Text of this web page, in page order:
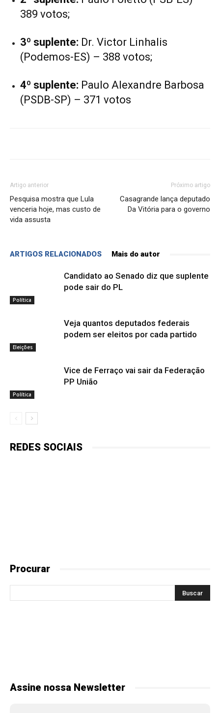
389 votos;
3º suplente: Dr. Victor Linhalis
(Podemos-ES) – 388 votos;
4º suplente: Paulo Alexandre Barbosa
(PSDB-SP) – 371 votos
Artigo anterior
Pesquisa mostra que Lula
venceria hoje, mas custo de
vida assusta
Próximo artigo
Casagrande lança deputado
Da Vitória para o governo
ARTIGOS RELACIONADOS Mais do autor
Política
Candidato ao Senado diz que suplente
pode sair do PL
Eleições
Veja quantos deputados federais
podem ser eleitos por cada partido
Política
Vice de Ferraço vai sair da Federação
PP União
REDES SOCIAIS
Procurar
Assine nossa Newsletter